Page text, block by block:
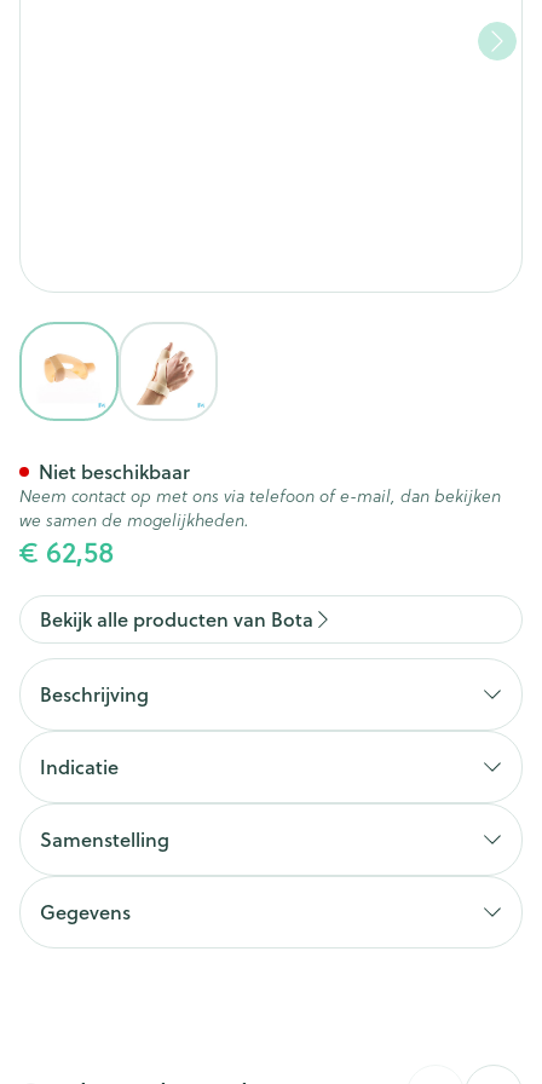
View larger imageView larger image
€ 62,58
Niet beschikbaar
Neem contact op met ons via telefoon of e-mail, dan bekijken
we samen de mogelijkheden.
Bekijk alle producten van Bota
Beschrijving
Indicatie
Samenstelling
Gegevens